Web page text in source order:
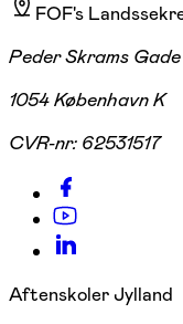
FOF's
Peder Skrams Gade
1054 København K
CVR-nr: 62531517
Aftenskoler Jylland